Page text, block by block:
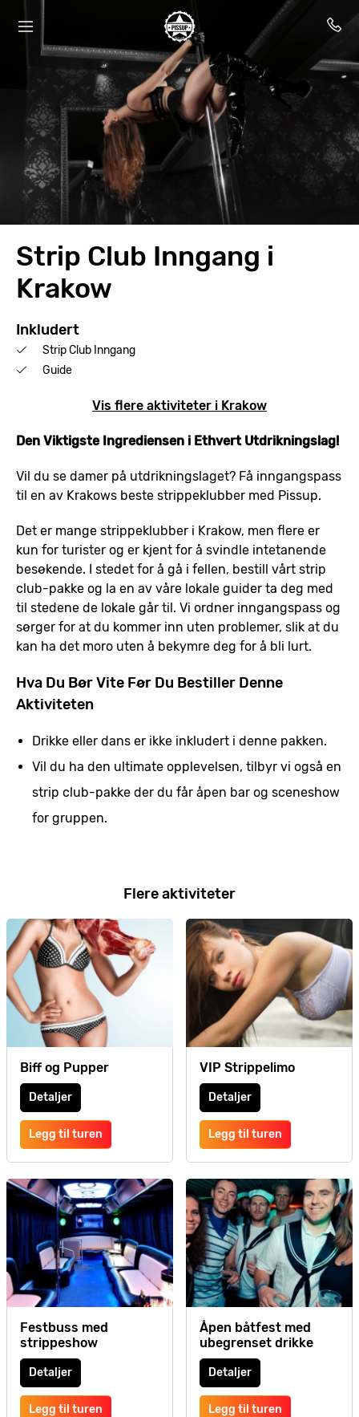
Strip Club Inngang i
Krakow
Inkludert
Strip Club Inngang
Guide
Vis flere aktiviteter i Krakow
Den Viktigste Ingrediensen i Ethvert Utdrikningslag!
Vil du se damer på utdrikningslaget? Få inngangspass
til en av Krakows beste strippeklubber med Pissup.
Det er mange strippeklubber i Krakow, men flere er
kun for turister og er kjent for å svindle intetanende
besøkende. I stedet for å gå i fellen, bestill vårt strip
club-pakke og la en av våre lokale guider ta deg med
til stedene de lokale går til. Vi ordner inngangspass og
sørger for at du kommer inn uten problemer, slik at du
kan ha det moro uten å bekymre deg for å bli lurt.
Hva Du Bør Vite Før Du Bestiller Denne
Aktiviteten
Drikke eller dans er ikke inkludert i denne pakken.
Vil du ha den ultimate opplevelsen, tilbyr vi også en
strip club-pakke der du får åpen bar og sceneshow
for gruppen.
Flere aktiviteter
Biff og Pupper
Detaljer
Legg til turen
VIP Strippelimo
Detaljer
Legg til turen
Festbuss med
strippeshow
Detaljer
Legg til turen
Åpen båtfest med
ubegrenset drikke
Detaljer
Legg til turen